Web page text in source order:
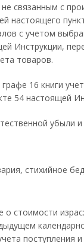
связанным с
настоящего
с учетом
Инструкции,
товаров.
16 книги
54 настоящей
убыли
стихийное
о стоимости
поступления